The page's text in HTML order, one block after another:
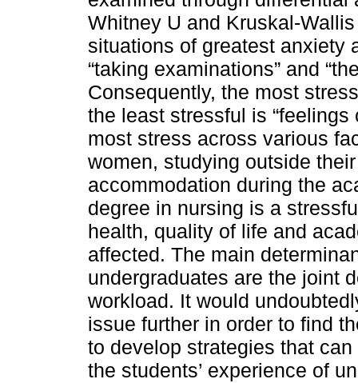
Whitney U and Kruskal-
situations of greatest anxiety
“taking examinations” and
Consequently, the most
the least stressful is
most stress across various
women, studying outside
accommodation during the
degree in nursing is a
health, quality of life and
affected. The main
undergraduates are the joint
workload. It would
issue further in order to find
to develop strategies that
the students’ experience of